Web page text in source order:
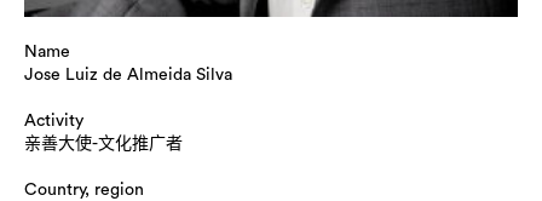
Name
Jose Luiz de Almeida Silva
Activity
亲善大使-文化推广者
Country, region